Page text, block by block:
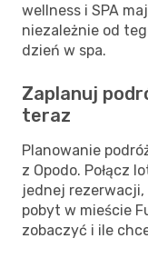
wellness i SPA
niezależnie od
dzień w spa.
Zaplanuj
teraz
Planowanie
z Opodo. Połącz
jednej
pobyt w mieście
zobaczyć i ile